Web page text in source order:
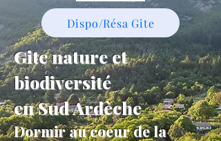
Dispo/Résa Gite
Gite nature et
biodiversité
en Sud Ardèche
Dormir au coeur de la